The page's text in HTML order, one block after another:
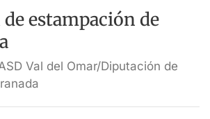
estampación de
Val del Omar/Diputación de